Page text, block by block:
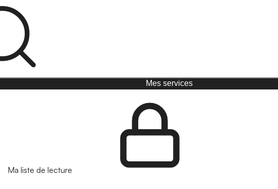
Mes services
Ma liste de lecture